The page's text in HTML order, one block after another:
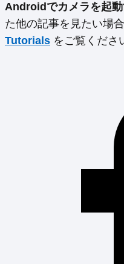
Androidでカメラを起
た他の記事を見たい場
Tutorials をご覧くださ